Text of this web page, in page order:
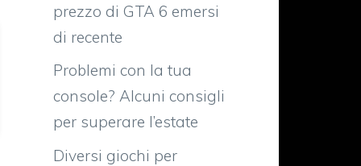
prezzo di GTA 6 emersi
di recente
Problemi con la tua
console? Alcuni consigli
per superare l’estate
Diversi giochi per